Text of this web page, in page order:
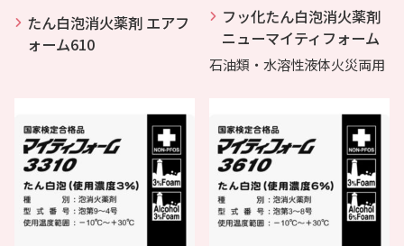
たん白泡消火薬剤 エアフ
ォーム610
フッ化たん白泡消火薬剤
ニューマイティフォーム
石油類・水溶性液体火災両用